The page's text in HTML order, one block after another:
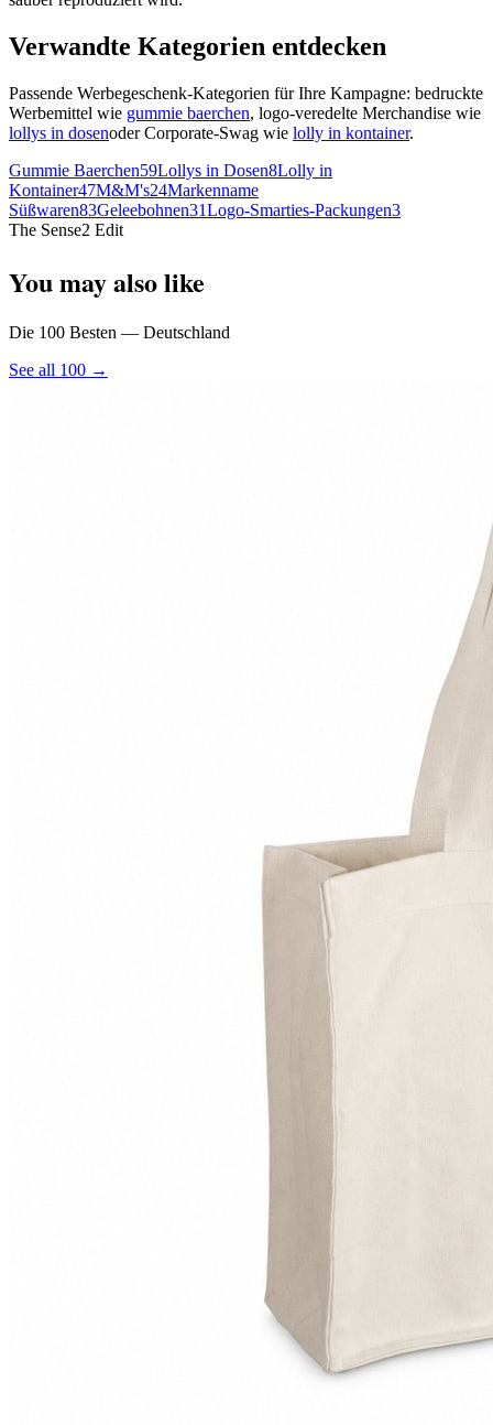
Verwandte Kategorien entdecken
Passende Werbegeschenk-Kategorien für Ihre Kampagne: bedruckte
Werbemittel wie gummie baerchen, logo-veredelte Merchandise wie
lollys in dosenoder Corporate-Swag wie lolly in kontainer.
Gummie Baerchen59Lollys in Dosen8Lolly in
Kontainer47M&M's24Markenname
Süßwaren83Geleebohnen31Logo-Smarties-Packungen3
The Sense2 Edit
You may also like
Die 100 Besten — Deutschland
See all 100 →